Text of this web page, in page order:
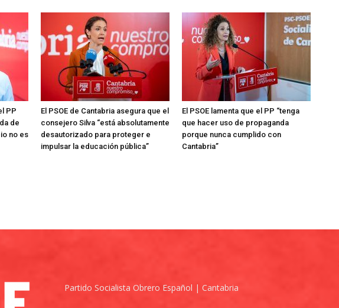
PP
de
no es
El PSOE de Cantabria asegura que el
consejero Silva “está absolutamente
desautorizado para proteger e
impulsar la educación pública”
El PSOE lamenta que el PP “tenga
que hacer uso de propaganda
porque nunca cumplido con
Cantabria”
Partido Socialista Obrero Español | Cantabria